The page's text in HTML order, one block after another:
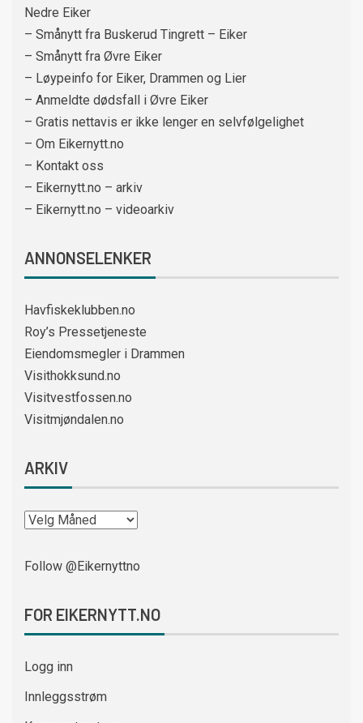
Nedre Eiker
– Smånytt fra Buskerud Tingrett – Eiker
– Smånytt fra Øvre Eiker
– Løypeinfo for Eiker, Drammen og Lier
– Anmeldte dødsfall i Øvre Eiker
– Gratis nettavis er ikke lenger en selvfølgelighet
– Om Eikernytt.no
– Kontakt oss
– Eikernytt.no – arkiv
– Eikernytt.no – videoarkiv
ANNONSELENKER
Havfiskeklubben.no
Roy’s Pressetjeneste
Eiendomsmegler i Drammen
Visithokksund.no
Visitvestfossen.no
Visitmjøndalen.no
ARKIV
Follow @Eikernyttno
FOR EIKERNYTT.NO
Logg inn
Innleggsstrøm